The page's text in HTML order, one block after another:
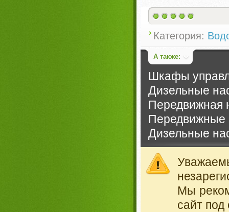
Категория:
А также:
Шкафы
Дизельные
Передвижная
Передвижные
Дизельные
Мы
сайт